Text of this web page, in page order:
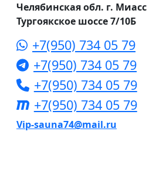
Челябинская обл. г. Миасс
Тургоякское шоссе 7/10Б
+7(950) 734 05 79
+7(950) 734 05 79
+7(950) 734 05 79
+7(950) 734 05 79
Vip-sauna74@mail.ru